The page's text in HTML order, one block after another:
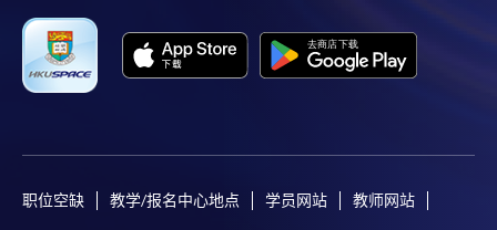
职位空缺 教学/报名中心地点 学员网站 教师网站